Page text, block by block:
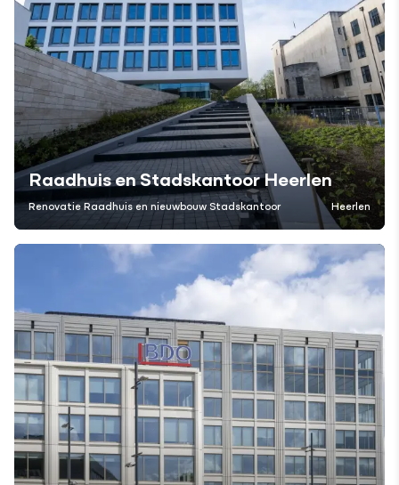
Raadhuis en Stadskantoor Heerlen
Renovatie Raadhuis en nieuwbouw Stadskantoor Heerlen